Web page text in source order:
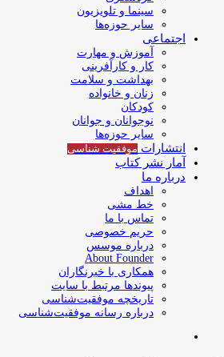
سینما و تلویزیون
سایر حوزه‌ها
اجتماعی
آموزش و مهارت
کار و کارآفرینی
بهداشت و سلامت
زنان و خانواده
کودکان
نوجوانان و جوانان
سایر حوزه‌ها
انتشارات موفقیت‌ شناسی
آمار نشر کتاب
درباره ما
اهداف
خط مشی
تماس با ما
حریم خصوصی
درباره موسس
About Founder
همکاری با خبرنگاران
پیوندها مرتبط با سایت
تاریخچه موفقیت‌شناسی
درباره رسانه موفقیت‌شناسی